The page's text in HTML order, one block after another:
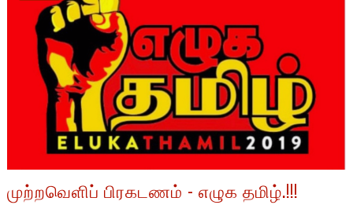
முற்றவெளிப் பிரகடணம் - எழுக தமிழ்.!!!